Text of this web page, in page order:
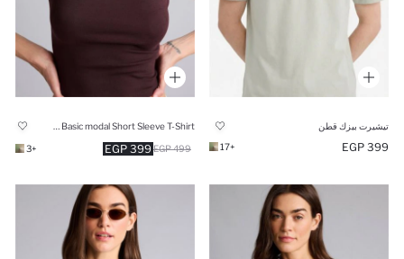
تيشيرت بيزك قطن
399 EGP
+17
399 EGP 499 EGP
+3